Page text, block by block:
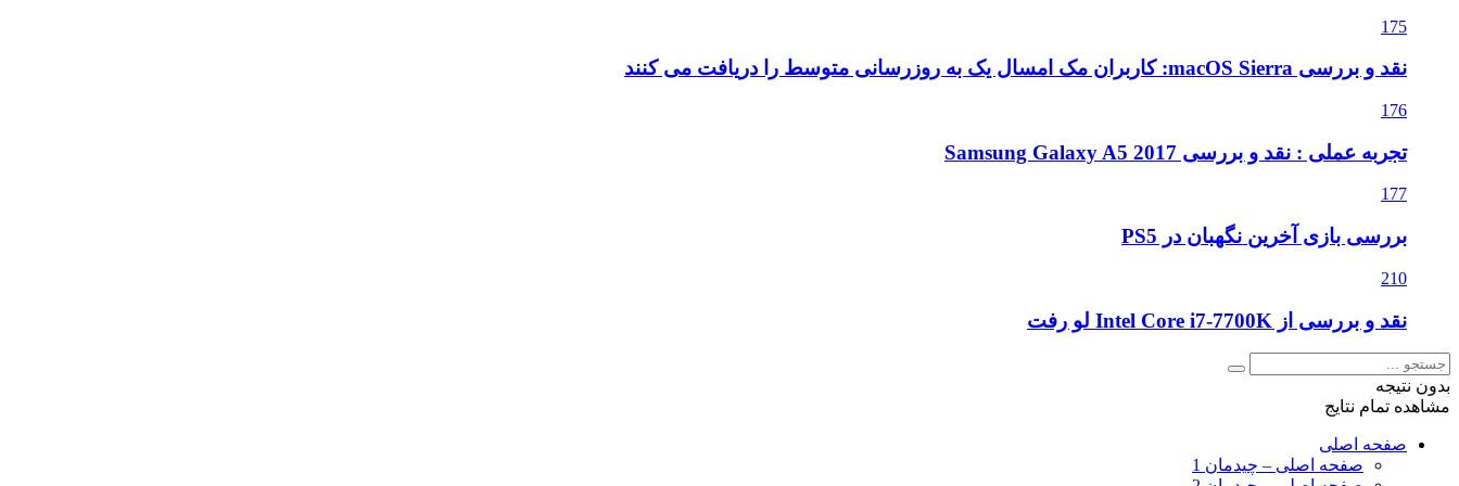
175
نقد و بررسی macOS Sierra: کاربران مک امسال یک به روزرسانی متوسط را دریافت می کنند
176
تجربه عملی : نقد و بررسی Samsung Galaxy A5 2017
177
بررسی بازی آخرین نگهبان در PS5
210
نقد و بررسی از Intel Core i7-7700K لو رفت
بدون نتیجه
مشاهده تمام نتایج
صفحه اصلی
صفحه اصلی – چیدمان 1